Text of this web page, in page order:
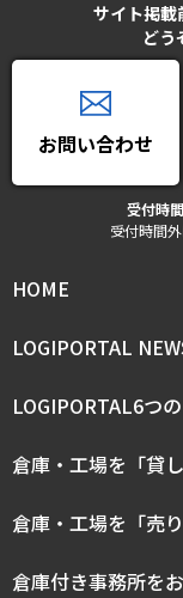
サイト掲載
どう
お問い合わせ
受付時間
受付時間
HOME
LOGIPORTAL
LOGIPORTAL6つ
倉庫・工場を「貸
倉庫・工場を「売
倉庫付き事務所を